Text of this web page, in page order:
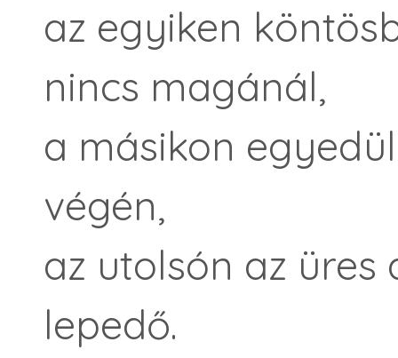
az egyiken
nincs magánál,
a másikon
végén,
az utolsón az üres
lepedő.